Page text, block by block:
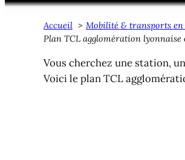
Accueil Mobilité & transports en
Plan TCL agglomération lyonnaise
Vous cherchez une station,
Voici le plan TCL